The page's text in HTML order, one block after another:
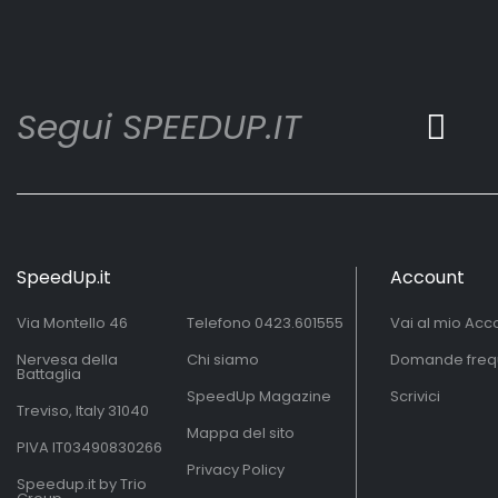
Segui SPEEDUP.IT
SpeedUp.it
Via Montello 46
Nervesa della
Battaglia
Treviso, Italy 31040
PIVA IT03490830266
Speedup.it by Trio
Telefono 0423.601555
Chi siamo
SpeedUp Magazine
Mappa del sito
Privacy Policy
Account
Vai al mio
Domande
Scrivici